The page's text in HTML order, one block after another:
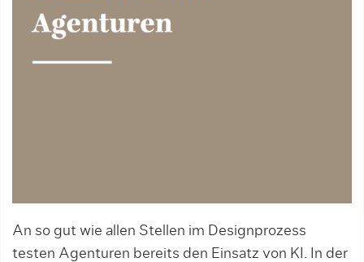
An so gut wie allen Stellen im Designprozess
testen Agenturen bereits den Einsatz von KI. In der